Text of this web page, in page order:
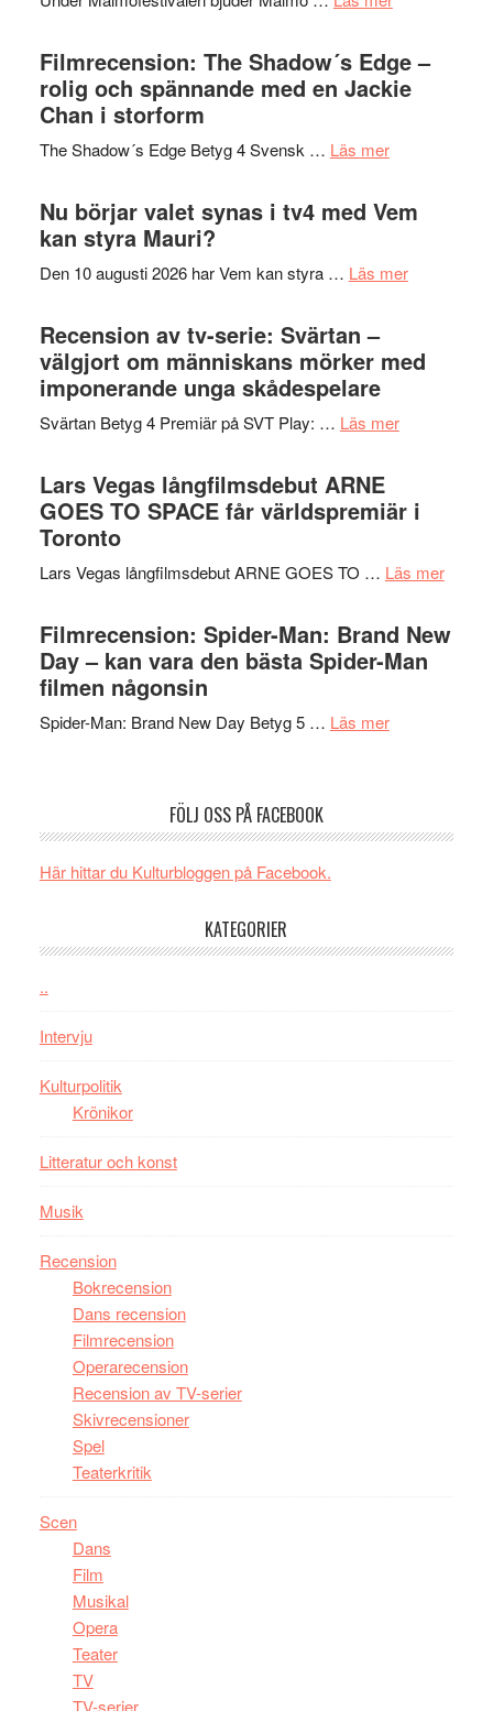
Pöntinen
avslutar
in
till
och
Filmrecension: The Shadow´s Edge –
rolig och spännande med en Jackie
Chan i storform
The Shadow´s Edge Betyg 4 Svensk … Läs merom
Shadow
Edge
och
en
i
Nu börjar valet synas i tv4 med Vem
kan styra Mauri?
Den 10 augusti 2026 har Vem kan styra … Läs merom
valet
synas
kan
Recension av tv-serie: Svärtan –
välgjort om människans mörker med
imponerande unga skådespelare
Svärtan Betyg 4 Premiär på SVT Play: … Läs merom
tv-
serie:
–
om
människans
Lars Vegas långfilmsdebut ARNE
GOES TO SPACE får världspremiär i
Toronto
Lars Vegas långfilmsdebut ARNE GOES TO … Läs merom
i
Filmrecension: Spider-Man: Brand New
Day – kan vara den bästa Spider-Man
filmen någonsin
Spider-Man: Brand New Day Betyg 5 … Läs merom
vara
FÖLJ OSS PÅ FACEBOOK
Här hittar du Kulturbloggen på Facebook.
KATEGORIER
..
Intervju
Kulturpolitik
Krönikor
Litteratur och konst
Musik
Recension
Bokrecension
Dans recension
Filmrecension
Operarecension
Recension av TV-serier
Skivrecensioner
Spel
Teaterkritik
Scen
Dans
Film
Musikal
Opera
Teater
TV
TV-serier